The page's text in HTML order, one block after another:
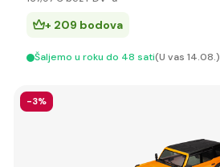
+ 209 bodova
Šaljemo u roku do 48 sati(U vas 14.08.)
-3%